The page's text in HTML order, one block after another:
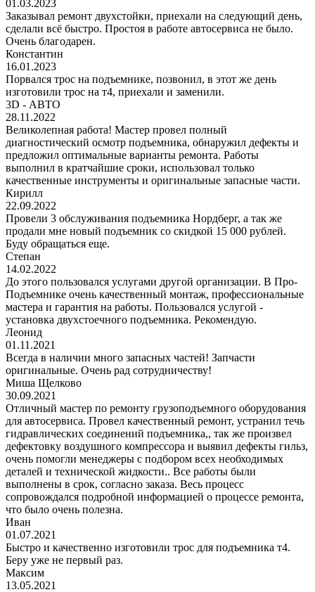
01.03.2023
Заказывал ремонт двухстойки, приехали на следующий день,
сделали всё быстро. Простоя в работе автосервиса не было.
Очень благодарен.
Константин
16.01.2023
Порвался трос на подъемнике, позвонил, в этот же день
изготовили трос на т4, приехали и заменили.
3D - АВТО
28.11.2022
Великолепная работа! Мастер провел полный
диагностический осмотр подъемника, обнаружил дефекты и
предложил оптимальные варианты ремонта. Работы
выполнил в кратчайшие сроки, использовал только
качественные инструменты и оригинальные запасные части.
Кирилл
22.09.2022
Провели 3 обслуживания подъемника Нордберг, а так же
продали мне новый подъемник со скидкой 15 000 рублей.
Буду обращаться еще.
Степан
14.02.2022
До этого пользовался услугами другой организации. В Про-
Подъемнике очень качественный монтаж, профессиональные
мастера и гарантия на работы. Пользовался услугой -
установка двухстоечного подъемника. Рекомендую.
Леонид
01.11.2021
Всегда в наличии много запасных частей! Запчасти
оригинальные. Очень рад сотрудничеству!
Миша Щелково
30.09.2021
Отличный мастер по ремонту грузоподъемного оборудования
для автосервиса. Провел качественный ремонт, устранил течь
гидравлических соединений подъемника,, так же произвел
дефектовку воздушного компрессора и выявил дефекты гильз,
очень помогли менеджеры с подбором всех необходимых
деталей и технической жидкости.. Все работы были
выполнены в срок, согласно заказа. Весь процесс
сопровождался подробной информацией о процессе ремонта,
что было очень полезна.
Иван
01.07.2021
Быстро и качественно изготовили трос для подъемника т4.
Беру уже не первый раз.
Максим
13.05.2021